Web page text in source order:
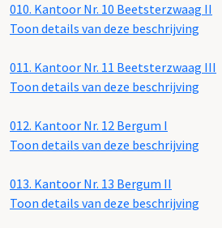
010. Kantoor Nr. 10 Beetsterzwaag II
Toon details van deze beschrijving
011. Kantoor Nr. 11 Beetsterzwaag III
Toon details van deze beschrijving
012. Kantoor Nr. 12 Bergum I
Toon details van deze beschrijving
013. Kantoor Nr. 13 Bergum II
Toon details van deze beschrijving